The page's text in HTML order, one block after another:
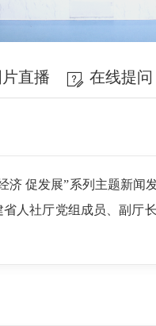
片直播 在线提问
济 促发展”系列主题新
省人社厅党组成员、副厅